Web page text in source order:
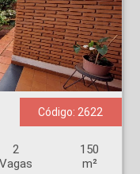
Código: 2622
2
Vagas
150
m²